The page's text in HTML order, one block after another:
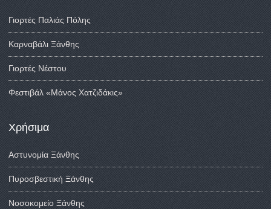
Γιορτές Παλιάς Πόλης
Καρναβάλι Ξάνθης
Γιορτές Νέστου
Φεστιβάλ «Μάνος Χατζιδάκις»
Χρήσιμα
Αστυνομία Ξάνθης
Πυροσβεστική Ξάνθης
Νοσοκομείο Ξάνθης